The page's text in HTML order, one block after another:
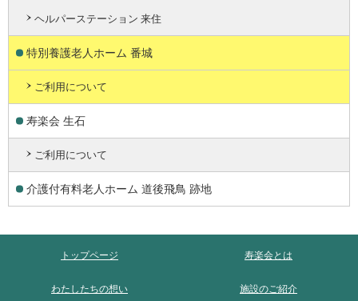
ヘルパーステーション 来住
特別養護老人ホーム 番城
ご利用について
寿楽会 生石
ご利用について
介護付有料老人ホーム 道後飛鳥 跡地
トップページ 寿楽会とは
わたしたちの想い 施設のご紹介